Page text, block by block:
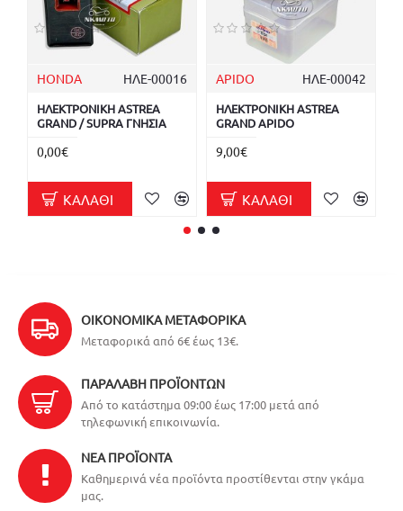
HONDA ΗΛΕ-00016
ΗΛΕΚΤΡΟΝΙΚΗ ASTREA
GRAND / SUPRA ΓΝΗΣΙΑ
0,00€
ΚΑΛΆΘΙ
APIDO ΗΛΕ-00042
ΗΛΕΚΤΡΟΝΙΚΗ ASTREA
GRAND APIDO
9,00€
ΚΑΛΆΘΙ
ΟΙΚΟΝΟΜΙΚΆ ΜΕΤΑΦΟΡΙΚΆ
Μεταφορικά από 6€ έως 13€.
ΠΑΡΑΛΑΒΉ ΠΡΟΪΌΝΤΩΝ
Από το κατάστημα 09:00 έως 17:00 μετά από
τηλεφωνική επικοινωνία.
ΝΈΑ ΠΡΟΪΌΝΤΑ
Καθημερινά νέα προϊόντα προστίθενται στην γκάμα
μας.